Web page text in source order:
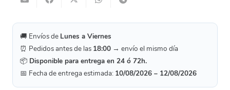
🚚 Envíos de Lunes a Viernes
⏰ Pedidos antes de las 18:00 → envío el mismo día
📦 Disponible para entrega en 24 ó 72h.
📅 Fecha de entrega estimada: 10/08/2026 – 12/08/2026